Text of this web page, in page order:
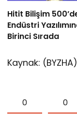
Hitit Bilişim
Endüstri
Birinci Sırada
Kaynak:
0 0